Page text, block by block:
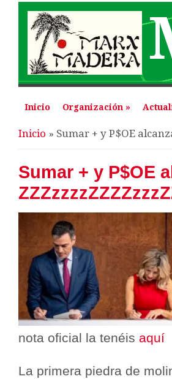
Inicio Organización »
Se encuentra
Inicio » Sumar + y P$OE
Sumar + y P$OE
nota oficial la tenéis aquí
La primera piedra de